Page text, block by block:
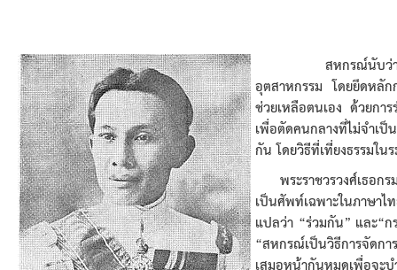
สหกรณ์นับว่าเป็นอง
อุตสาหกรรม โดยยึดหลัก
ช่วยเหลือตนเอง ด้วยกา
เพื่อตัดคนกลางที่ไม่จำเ
กัน โดยวิธีที่เที่ยงธรรมใ
พระราชวรวงศ์เธอก
เป็นศัพท์เฉพาะในภาษาไ
แปลว่า “ร่วมกัน” และ“
“สหกรณ์เป็นวิธีการจัดกา
เสมอหน้ากันหมดเพื่อจะบ